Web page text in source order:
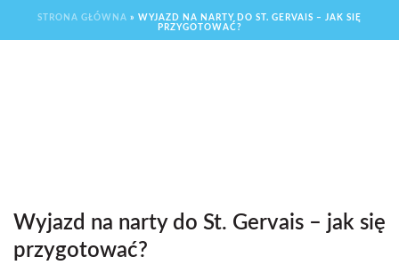
STRONA GŁÓWNA » WYJAZD NA NARTY DO ST. GERVAIS – JAK SIĘ
PRZYGOTOWAĆ?
Wyjazd na narty do St. Gervais – jak się
przygotować?